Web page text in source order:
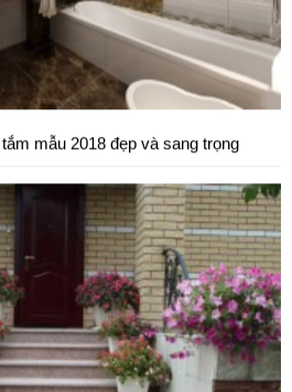
lang tự nhiên cao cấp